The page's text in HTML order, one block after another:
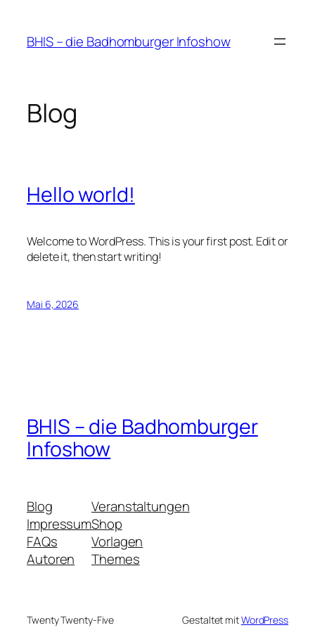
springen
BHIS – die Badhomburger Infoshow
Blog
Hello world!
Welcome to WordPress. This is your first post. Edit or
delete it, then start writing!
Mai 6, 2026
BHIS – die Badhomburger
Infoshow
Blog
Impressum
FAQs
Autoren
Veranstaltungen
Shop
Vorlagen
Themes
Twenty Twenty-Five Gestaltet mitWordPress